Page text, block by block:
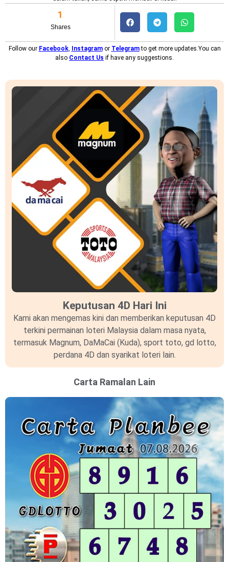
Shares
1
Follow our Facebook, Instagramor Telegramto get more updates.You can
also Contact Us if have any suggestions.
Keputusan 4D Hari Ini
Kami akan mengemas kini dan memberikan keputusan 4D
terkini permainan loteri Malaysia dalam masa nyata,
termasuk Magnum, DaMaCai (Kuda), sport toto, gd lotto,
perdana 4D dan syarikat loteri lain.
Carta Ramalan Lain